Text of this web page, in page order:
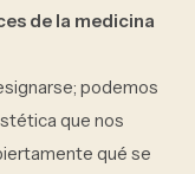
de la medicina
podemos
que nos
qué se